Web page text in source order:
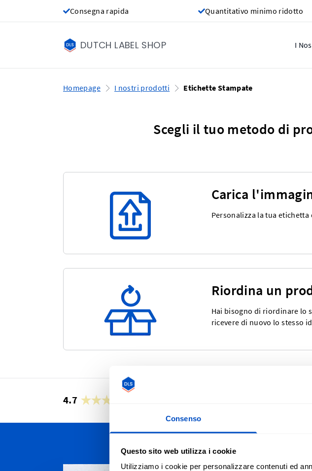
Consenso
Questo sito web utilizza i cookie
Utilizziamo i cookie per personalizzare contenuti ed
Consegna rapida Quantitativo minimo ridotto
DUTCH LABEL SHOP I
Homepage I nostri prodotti Etichette Stampate
Scegli il tuo metodo di
Carica
Personalizza la tua
Riordina un
Hai bisogno di riordinare lo
ricevere di nuovo lo stesso
4.7
Personalizza le tue